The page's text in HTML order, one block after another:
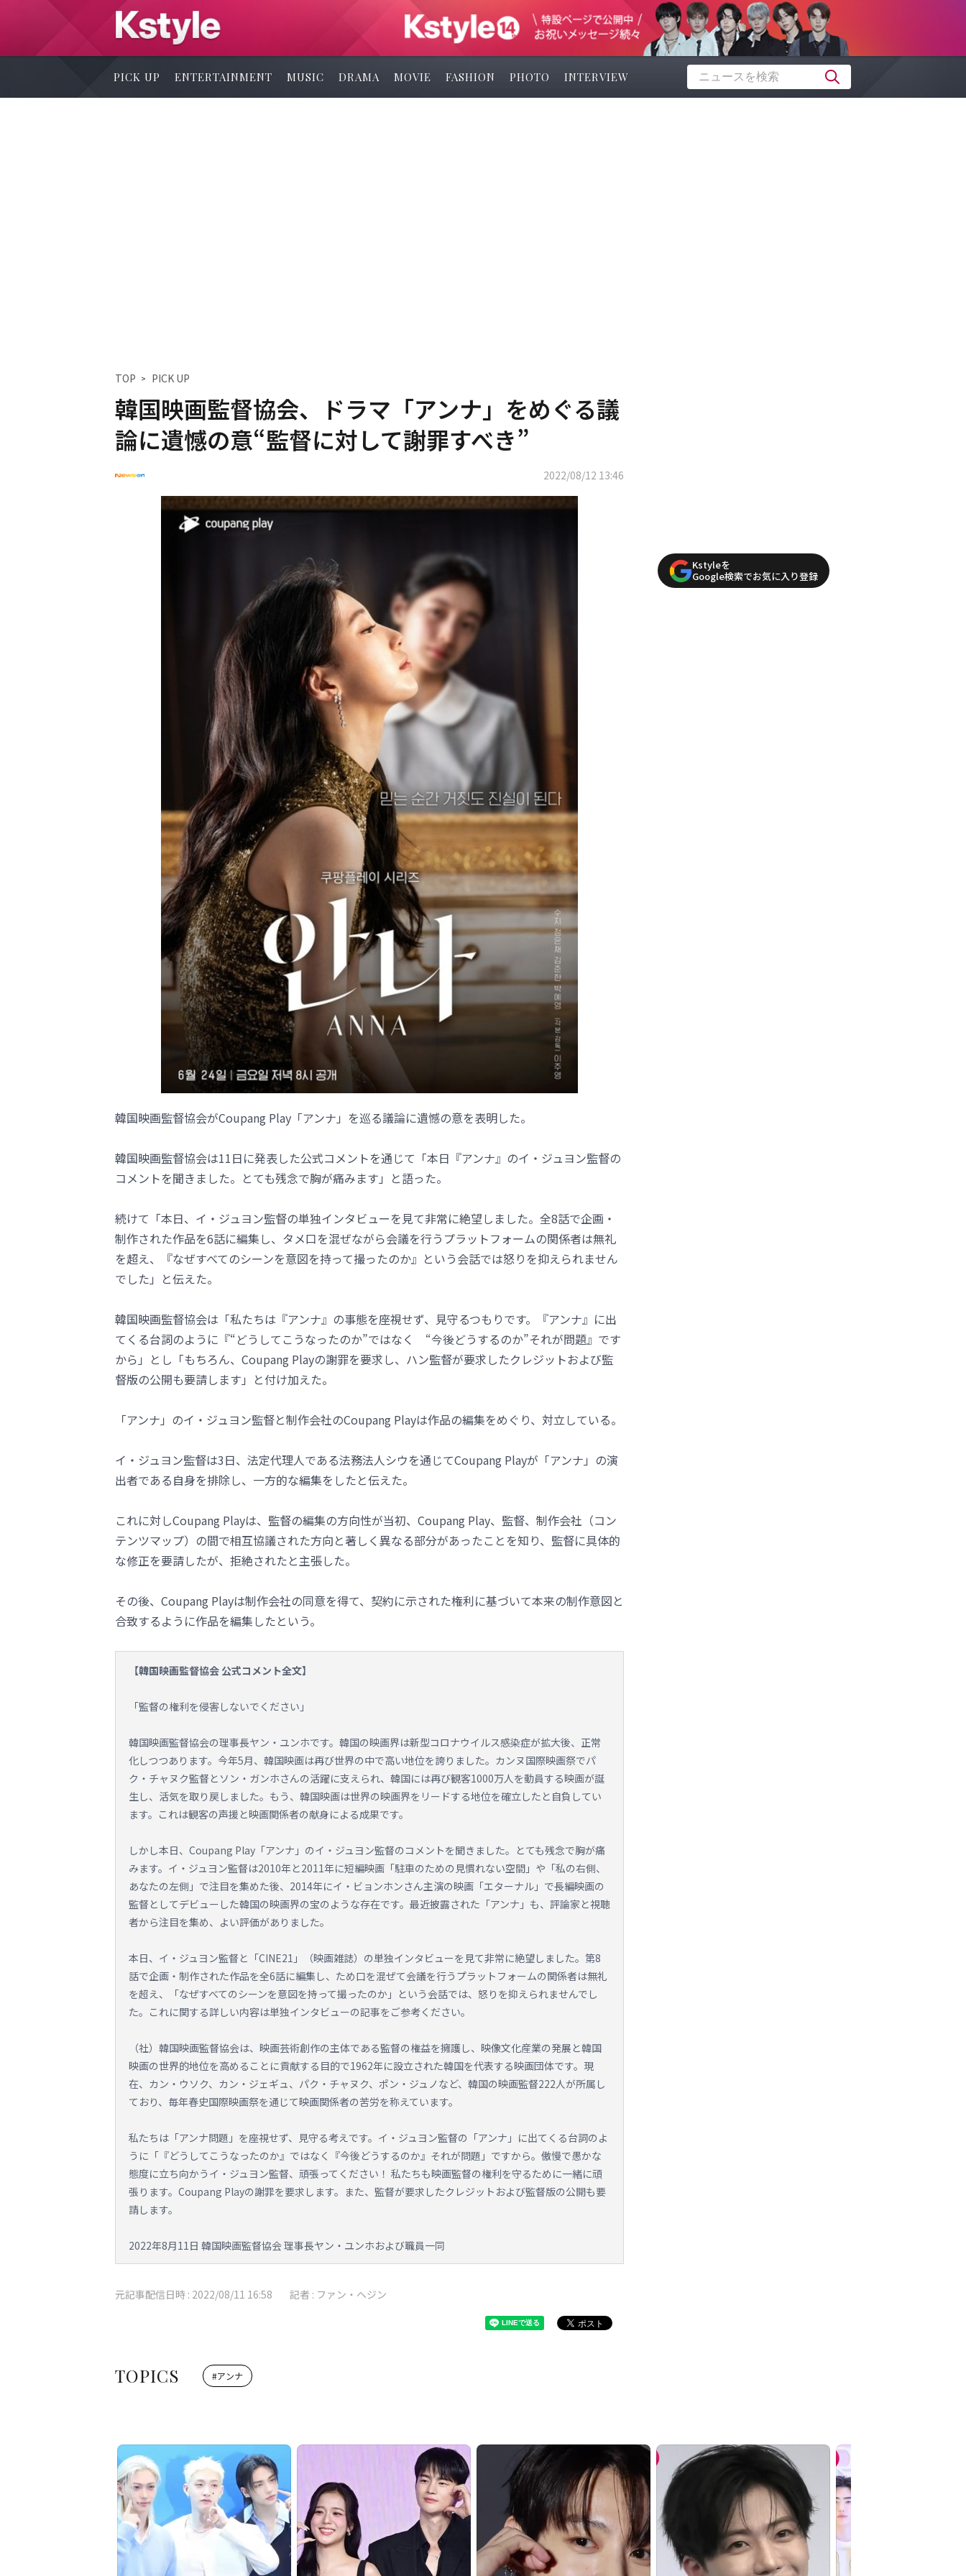
PICK UP ENTERTAINMENT MUSIC DRAMA MOVIE FASHION PHOTO INTERVIEW
TOP PICK UP
韓国映画監督協会、ドラマ「アンナ」をめぐる議
論に遺憾の意“監督に対して謝罪すべき”
2022/08/12 13:46
韓国映画監督協会がCoupang Play「アンナ」を巡る議論に遺憾の意を表明した。
韓国映画監督協会は11日に発表した公式コメントを通じて「本日『アンナ』のイ・ジュヨン監督の
コメントを聞きました。とても残念で胸が痛みます」と語った。
続けて「本日、イ・ジュヨン監督の単独インタビューを見て非常に絶望しました。全8話で企画・
制作された作品を6話に編集し、タメ口を混ぜながら会議を行うプラットフォームの関係者は無礼
を超え、『なぜすべてのシーンを意図を持って撮ったのか』という会話では怒りを抑えられません
でした」と伝えた。
韓国映画監督協会は「私たちは『アンナ』の事態を座視せず、見守るつもりです。『アンナ』に出
てくる台詞のように『“どうしてこうなったのか”ではなく “今後どうするのか”それが問題』です
から」とし「もちろん、Coupang Playの謝罪を要求し、ハン監督が要求したクレジットおよび監
督版の公開も要請します」と付け加えた。
「アンナ」のイ・ジュヨン監督と制作会社のCoupang Playは作品の編集をめぐり、対立している。
イ・ジュヨン監督は3日、法定代理人である法務法人シウを通じてCoupang Playが「アンナ」の演
出者である自身を排除し、一方的な編集をしたと伝えた。
これに対しCoupang Playは、監督の編集の方向性が当初、Coupang Play、監督、制作会社（コン
テンツマップ）の間で相互協議された方向と著しく異なる部分があったことを知り、監督に具体的
な修正を要請したが、拒絶されたと主張した。
その後、Coupang Playは制作会社の同意を得て、契約に示された権利に基づいて本来の制作意図と
合致するように作品を編集したという。
【韓国映画監督協会 公式コメント全文】
「監督の権利を侵害しないでください」
韓国映画監督協会の理事長ヤン・ユンホです。韓国の映画界は新型コロナウイルス感染症が拡大後、正常
化しつつあります。今年5月、韓国映画は再び世界の中で高い地位を誇りました。カンヌ国際映画祭でパ
ク・チャヌク監督とソン・ガンホさんの活躍に支えられ、韓国には再び観客1000万人を動員する映画が誕
生し、活気を取り戻しました。もう、韓国映画は世界の映画界をリードする地位を確立したと自負してい
ます。これは観客の声援と映画関係者の献身による成果です。
しかし本日、Coupang Play「アンナ」のイ・ジュヨン監督のコメントを聞きました。とても残念で胸が痛
みます。イ・ジュヨン監督は2010年と2011年に短編映画「駐車のための見慣れない空間」や「私の右側、
あなたの左側」で注目を集めた後、2014年にイ・ビョンホンさん主演の映画「エターナル」で長編映画の
監督としてデビューした韓国の映画界の宝のような存在です。最近披露された「アンナ」も、評論家と視聴
者から注目を集め、よい評価がありました。
本日、イ・ジュヨン監督と「CINE21」（映画雑誌）の単独インタビューを見て非常に絶望しました。第8
話で企画・制作された作品を全6話に編集し、ため口を混ぜて会議を行うプラットフォームの関係者は無礼
を超え、「なぜすべてのシーンを意図を持って撮ったのか」という会話では、怒りを抑えられませんでし
た。これに関する詳しい内容は単独インタビューの記事をご参考ください。
（社）韓国映画監督協会は、映画芸術創作の主体である監督の権益を擁護し、映像文化産業の発展と韓国
映画の世界的地位を高めることに貢献する目的で1962年に設立された韓国を代表する映画団体です。現
在、カン・ウソク、カン・ジェギュ、パク・チャヌク、ポン・ジュノなど、韓国の映画監督222人が所属し
ており、毎年春史国際映画祭を通じて映画関係者の苦労を称えています。
私たちは「アンナ問題」を座視せず、見守る考えです。イ・ジュヨン監督の「アンナ」に出てくる台詞のよ
うに「『どうしてこうなったのか』ではなく『今後どうするのか』それが問題」ですから。傲慢で愚かな
態度に立ち向かうイ・ジュヨン監督、頑張ってください！ 私たちも映画監督の権利を守るために一緒に頑
張ります。Coupang Playの謝罪を要求します。また、監督が要求したクレジットおよび監督版の公開も要
請します。
2022年8月11日 韓国映画監督協会 理事長ヤン・ユンホおよび職員一同
元記事配信日時 : 2022/08/11 16:58 記者 : ファン・ヘジン
TOPICS #アンナ
Kstyleを
Google検索でお気に入り登録